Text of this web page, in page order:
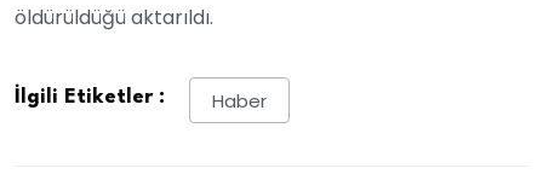
öldürüldüğü aktarıldı.
İlgili Etiketler : Haber